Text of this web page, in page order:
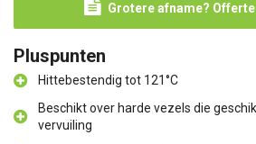
Grotere afname?
Pluspunten
Hittebestendig tot 121°C
Beschikt over harde vezels die
vervuiling